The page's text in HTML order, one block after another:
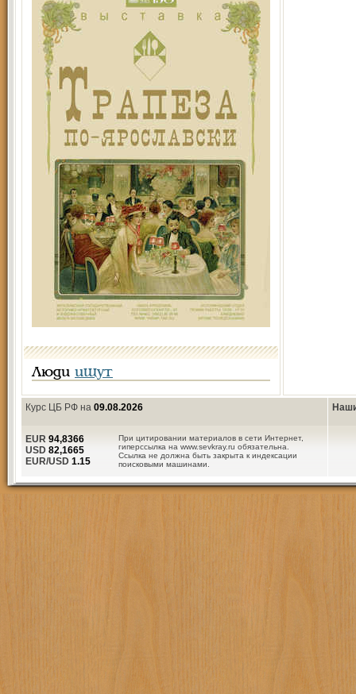
Люди ищут
Курс ЦБ РФ на 09.08.2026
При цитировании материалов в сети Интернет,
гиперссылка на www.sevkray.ru обязательна.
Ссылка не должна быть закрыта к индексации
поисковыми машинами.
EUR 94,8366
USD 82,1665
EUR/USD 1.15